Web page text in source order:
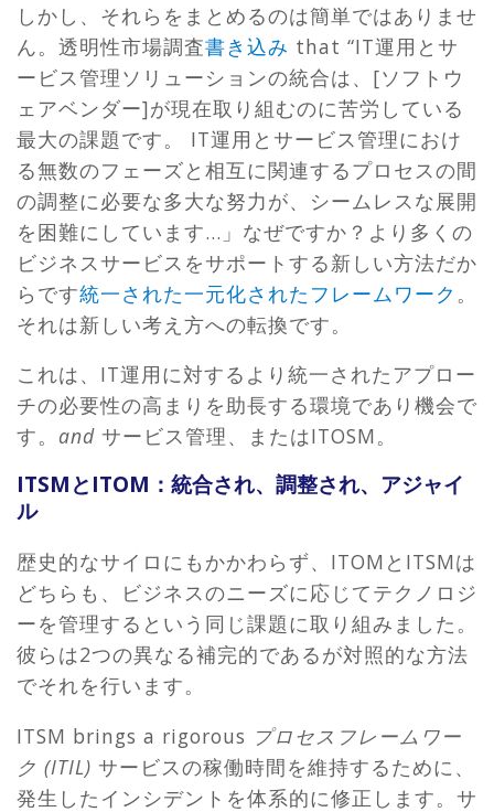
しかし、それらをまとめるのは簡単ではありませ
ん。透明性市場調査書き込み that “IT運用とサ
ービス管理ソリューションの統合は、[ソフトウ
ェアベンダー]が現在取り組むのに苦労している
最大の課題です。 IT運用とサービス管理におけ
る無数のフェーズと相互に関連するプロセスの間
の調整に必要な多大な努力が、シームレスな展開
を困難にしています…」なぜですか？より多くの
ビジネスサービスをサポートする新しい方法だか
らです統一された一元化されたフレームワーク 。
それは新しい考え方への転換です。
これは、IT運用に対するより統一されたアプロー
チの必要性の高まりを助長する環境であり機会で
す。 and サービス管理、またはITOSM。
ITSMとITOM：統合され、調整され、アジャイ
ル
歴史的なサイロにもかかわらず、ITOMとITSMは
どちらも、ビジネスのニーズに応じてテクノロジ
ーを管理するという同じ課題に取り組みました。
彼らは2つの異なる補完的であるが対照的な方法
でそれを行います。
ITSM brings a rigorous プロセスフレームワー
ク (ITIL) サービスの稼働時間を維持するために、
発生したインシデントを体系的に修正します。サ